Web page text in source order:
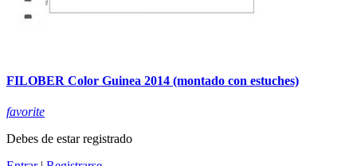
FILOBER Color Guinea 2014 (montado con estuches)
favorite
Debes de estar registrado